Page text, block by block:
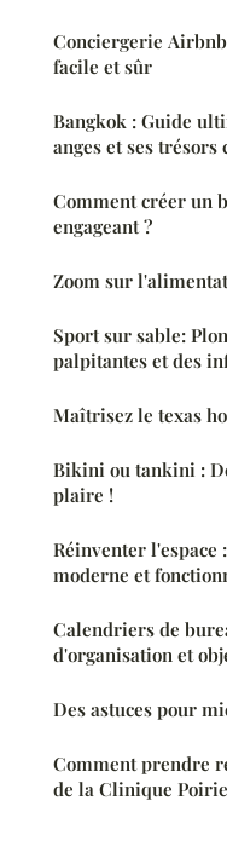
Conciergerie
facile et sûr
Bangkok : Guide
anges et ses trésors
Comment créer un
engageant ?
Zoom sur
Sport sur sable:
palpitantes et des
Maîtrisez le texas
Bikini ou tankini :
plaire !
Réinventer
moderne et
Calendriers de
d'organisation et
Des astuces pour
Comment prendre
de la Clinique